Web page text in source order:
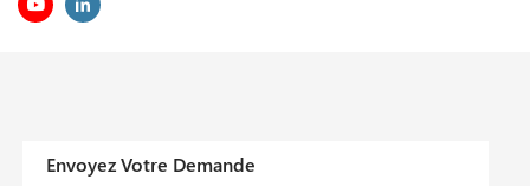
Envoyez Votre Demande